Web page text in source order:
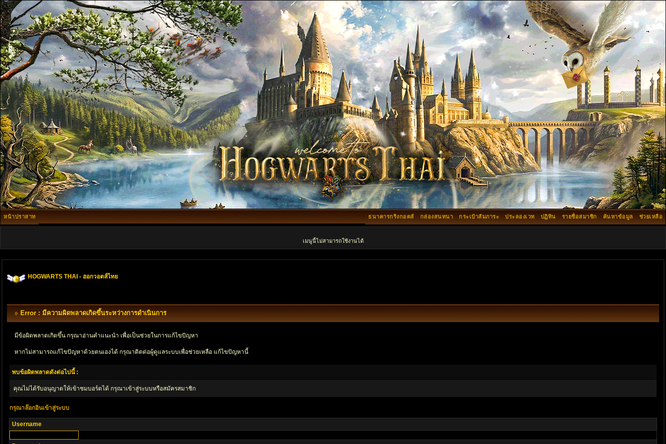
หน้าปราสาท ช่วยเหลือ
ค้นหาข้อมูล
รายชื่อสมาชิก
ปฏิทิน
ประลองเวท
กระเป๋าสัมภาระ
กล่องสนทนา
ธนาคารกริงกอตส์
เมนูนี้ไม่สามารถใช้งานได้
HOGWARTS THAI - ฮอกวอตส์ไทย
Error : มีความผิดพลาดเกิดขึ้นระหว่างการดำเนินการ
มีข้อผิดพลาดเกิดขึ้น กรุณาอ่านคำแนะนำ เพื่อเป็นช่วยในการแก้ไขปัญหา
หากไม่สามารถแก้ไขปัญหาด้วยตนเองได้ กรุณาติตด่อผู้ดูแลระบบเพื่อช่วยเหลือ แก้ไขปัญหานี้
พบข้อผิดพลาดดังต่อไปนี้ :
คุณไม่ได้รับอนุญาตให้เข้าชมบอร์ดได้ กรุณาเข้าสู่ระบบหรือสมัครสมาชิก
กรุณาล๊อกอินเข้าสู่ระบบ
Username